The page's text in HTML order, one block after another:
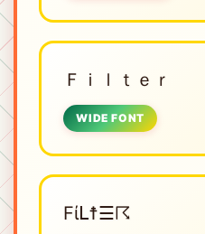
Ｆｉｌｔｅｒ
WIDE FONT
Fίᒪ☨☰☈